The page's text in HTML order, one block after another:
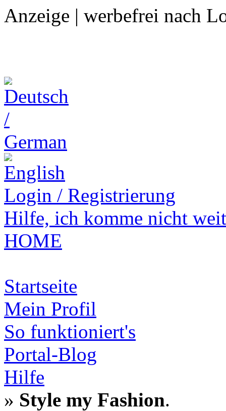
Anzeige | werbefrei nach
Login / Registrierung
Hilfe, ich komme nicht
HOME
Startseite
Mein Profil
So funktioniert's
Portal-Blog
Hilfe
» Style my Fashion.